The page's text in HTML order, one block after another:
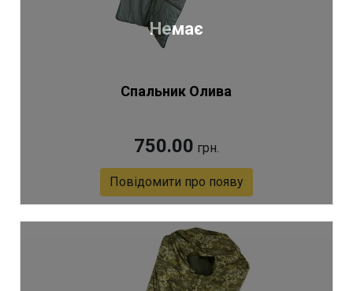
Немає
Спальник Олива
750.00 грн.
Повідомити про появу